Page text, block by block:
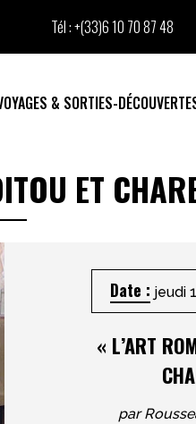
Tél :+(33)6 10 70 87 48
& SORTIES-
ET
Date : jeudi
« L’ART
par